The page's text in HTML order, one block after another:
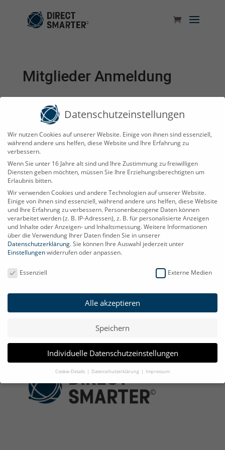
Mitglieder Anmeldung
[swpm_login_form]
Direct-Smarter Technology GmbH
Industriepark Str. A-9
39245 Gommern
Kontakt | Support
✆ 039200-628894
✉info@direct-smarter.de
Informationen
Datenschutzeinstellungen
Wir nutzen Cookies auf unserer Website. Einige von ihnen sind essenziell,
während andere uns helfen, diese Website und Ihre Erfahrung zu
verbessern.
Wenn Sie unter 16 Jahre alt sind und Ihre Zustimmung zu freiwilligen
Diensten geben möchten, müssen Sie Ihre Erziehungsberechtigten um
Erlaubnis bitten.
Wir verwenden Cookies und andere Technologien auf unserer Website.
Einige von ihnen sind essenziell, während andere uns helfen, diese Website
und Ihre Erfahrung zu verbessern. Personenbezogene Daten können
verarbeitet werden (z. B. IP-Adressen), z. B. für personalisierte Anzeigen
und Inhalte oder Anzeigen- und Inhaltsmessung.Weitere Informationen
über die Verwendung Ihrer Daten finden Sie in unserer
Datenschutzerklärung.Sie können Ihre Auswahl jederzeit unter
Einstellungenwiderrufen oder anpassen.
Datenschutzeinstellungen
Essenziell Externe Medien
Alle akzeptieren
Speichern
Individuelle Datenschutzeinstellungen
Cookie-Details Datenschutzerklärung Impressum
Datenschutzeinstellungen
Wenn Sie unter 16 Jahre alt sind und Ihre Zustimmung zu freiwilligen